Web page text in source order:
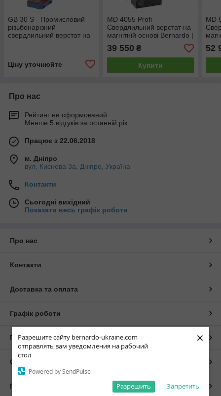
Разрешите сайту bernardo-ukraine.com
отправлять вам уведомления на рабочий
стол
Powered by SendPulse
Запретить
Разрешить
×
GB 30 S - Промисловий
різьбонарізний
свердлильний верстат на
Ціну уточнюйте
MD 4055 Profi
Свердлильний верстат на
магнітній основі Bernardo |
Магнітний свердлильний
верстат
39 550 ₴
Купити
MD
52
Про нас
Рейтинг не сформований
Менше 5 відгуків за останній рік
Працює з 22.06.2018
м. Дніпро
вул. Киснева 3а, Дніпро, Україна
Контакти
Сьогодні вихідний
Показати весь графік роботи
Про нас
Контакти
Доставка та оплата
Графік роботи
Повна версія сайту
Сайт створено на маркетплейсі
Політика конфіденційності